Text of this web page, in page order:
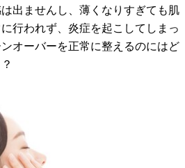
出ませんし、薄くなりすぎても肌
行われず、炎症を起こしてしまっ
オーバーを正常に整えるのにはど